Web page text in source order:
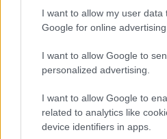
I want to allow my user data
Google for online
I want to allow Google to
personalized advertising.
I want to allow Google to
related to analytics like
device identifiers in apps.
Test tunnel Olbia:
fine agosto